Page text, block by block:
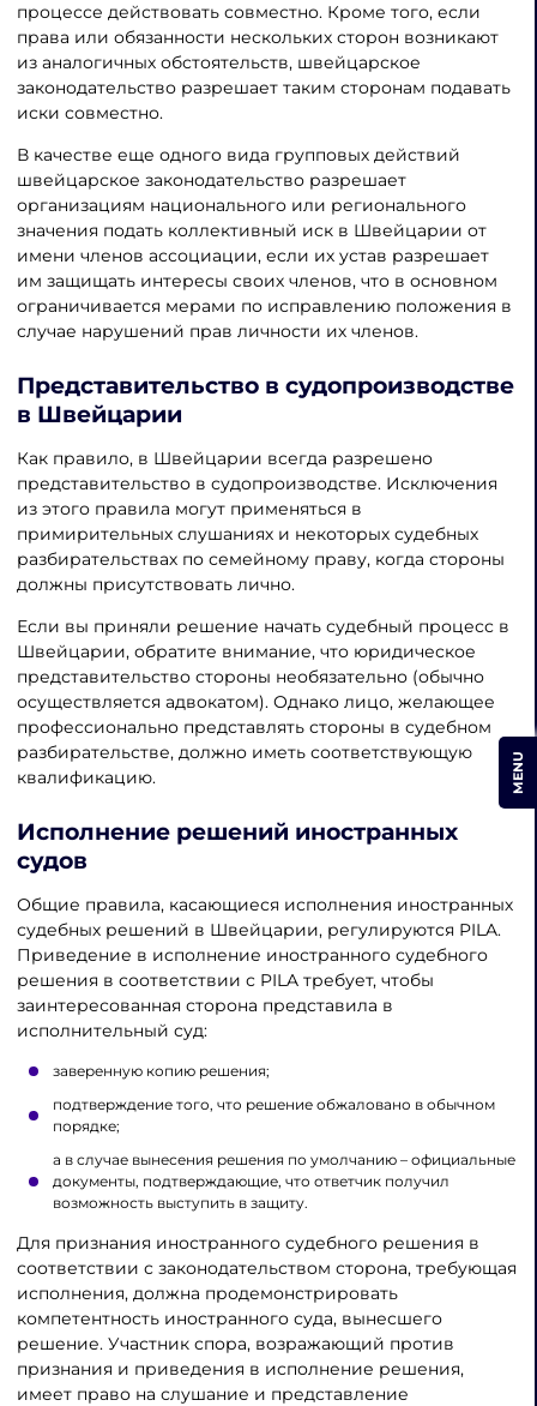
процессе действовать совместно. Кроме того, если
права или обязанности нескольких сторон возникают
из аналогичных обстоятельств, швейцарское
законодательство разрешает таким сторонам подавать
иски совместно.
В качестве еще одного вида групповых действий
швейцарское законодательство разрешает
организациям национального или регионального
значения подать коллективный иск в Швейцарии от
имени членов ассоциации, если их устав разрешает
им защищать интересы своих членов, что в основном
ограничивается мерами по исправлению положения в
случае нарушений прав личности их членов.
Представительство в судопроизводстве
в Швейцарии
Как правило, в Швейцарии всегда разрешено
представительство в судопроизводстве. Исключения
из этого правила могут применяться в
примирительных слушаниях и некоторых судебных
разбирательствах по семейному праву, когда стороны
должны присутствовать лично.
Если вы приняли решение начать судебный процесс в
Швейцарии, обратите внимание, что юридическое
представительство стороны необязательно (обычно
осуществляется адвокатом). Однако лицо, желающее
профессионально представлять стороны в судебном
разбирательстве, должно иметь соответствующую
квалификацию.
Исполнение решений иностранных
судов
Общие правила, касающиеся исполнения иностранных
судебных решений в Швейцарии, регулируются PILA.
Приведение в исполнение иностранного судебного
решения в соответствии с PILA требует, чтобы
заинтересованная сторона представила в
исполнительный суд:
заверенную копию решения;
подтверждение того, что решение обжаловано в обычном
порядке;
а в случае вынесения решения по умолчанию – официальные
документы, подтверждающие, что ответчик получил
возможность выступить в защиту.
Для признания иностранного судебного решения в
соответствии с законодательством сторона, требующая
исполнения, должна продемонстрировать
компетентность иностранного суда, вынесшего
решение. Участник спора, возражающий против
признания и приведения в исполнение решения,
имеет право на слушание и представление
MENU